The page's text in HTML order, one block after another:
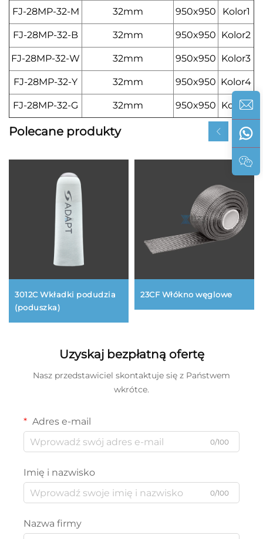
FJ-28MP-32-M 32mm 950x950 Kolor1
FJ-28MP-32-B 32mm 950x950 Kolor2
FJ-28MP-32-W 32mm 950x950 Kolor3
FJ-28MP-32-Y 32mm 950x950 Kolor4
FJ-28MP-32-G 32mm 950x950 Kolor5
Polecane produkty
3012C Wkładki podudzia
(poduszka)
23CF Włókno węglowe
Uzyskaj bezpłatną ofertę
Nasz przedstawiciel skontaktuje się z Państwem
wkrótce.
Adres e-mail
0/100
Imię i nazwisko
0/100
Nazwa firmy